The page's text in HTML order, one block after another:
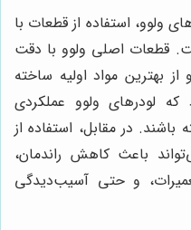
ولوو، استفاده از قطعات با
قطعات اصلی ولوو با دقت
بهترین مواد اولیه ساخته
لودرهای ولوو عملکردی
در مقابل، استفاده از
باعث کاهش راندمان،
و حتی آسیب‌دیدگی